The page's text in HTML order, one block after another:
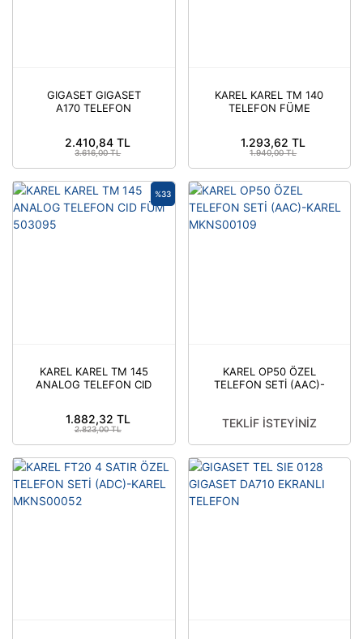
GIGASET GIGASET
A170 TELEFON
2.410,84 TL
3.616,00 TL
KAREL KAREL TM 140
TELEFON FÜME
1.293,62 TL
1.940,00 TL
KAREL KAREL TM 145
ANALOG TELEFON CID
%33
1.882,32 TL
2.823,00 TL
KAREL OP50 ÖZEL
TELEFON SETİ (AAC)-
TEKLİF İSTEYİNİZ